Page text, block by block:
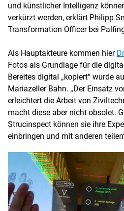
und künstlicher Intelligenz
verkürzt werden, erklärt Philipp
Transformation Officer bei
Als Hauptakteure kommen hier
Fotos als Grundlage für die
Bereites digital „kopiert“ wurde
Mariazeller Bahn. „Der Einsatz
erleichtert die Arbeit von
macht diese aber nicht obsolet.
Strucinspect können sie ihre
einbringen und mit anderen